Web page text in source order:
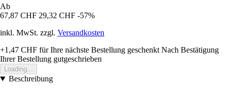
Ab
67,87 CHF 29,32 CHF -57%
inkl. MwSt. zzgl. Versandkosten
+1,47 CHF für Ihre nächste Bestellung geschenkt Nach Bestätigung
Ihrer Bestellung gutgeschrieben
Loading...
Beschreibung